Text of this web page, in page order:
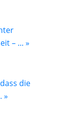
– ... »
die
»